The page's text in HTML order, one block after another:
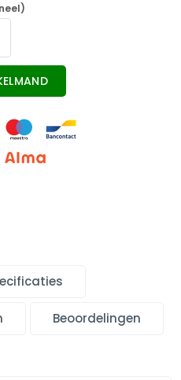
Beoordelingen